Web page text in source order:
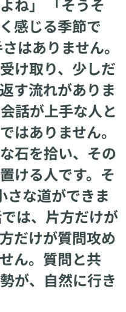
ね」 「そうそ
感じる季節で
はありません。
け取り、少しだ
す流れがありま
話が上手な人と
はありません。
石を拾い、その
ける人です。そ
さな道ができま
は、片方だけが
だけが質問攻め
ん。質問と共
が、自然に行き